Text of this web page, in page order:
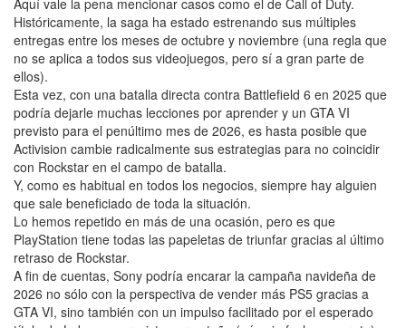
Históricamente, la saga ha estado estrenando sus múltiples
entregas entre los meses de octubre y noviembre (una regla que
no se aplica a todos sus videojuegos, pero sí a gran parte de
ellos).
Esta vez, con una batalla directa contra Battlefield 6 en 2025 que
podría dejarle muchas lecciones por aprender y un GTA VI
previsto para el penúltimo mes de 2026, es hasta posible que
Activision cambie radicalmente sus estrategias para no coincidir
con Rockstar en el campo de batalla.
Y, como es habitual en todos los negocios, siempre hay alguien
que sale beneficiado de toda la situación.
Lo hemos repetido en más de una ocasión, pero es que
PlayStation tiene todas las papeletas de triunfar gracias al último
retraso de Rockstar.
A fin de cuentas, Sony podría encarar la campaña navideña de
2026 no sólo con la perspectiva de vender más PS5 gracias a
GTA VI, sino también con un impulso facilitado por el esperado